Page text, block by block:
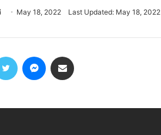
Send
email
May 18, 2022 Last Updated: May 18, 2022